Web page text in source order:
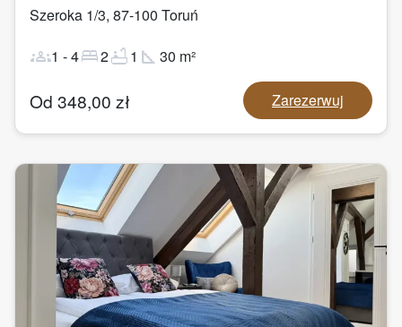
Szeroka 1/3, 87-100 Toruń
groups1 -4bed2bathtub1 square_foot 30 m²
Od 348,00 zł Zarezerwuj